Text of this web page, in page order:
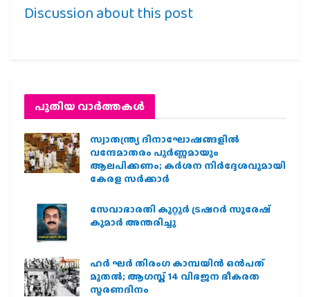
Discussion about this post
പുതിയ വാര്‍ത്തകള്‍
സ്വാതന്ത്ര്യ ദിനാഘോഷങ്ങളിൽ
വന്ദേമാതരം പൂർണ്ണമായും
ആലപിക്കണം; കർശന നിർദ്ദേശവുമായി
കേരള സർക്കാർ
സേവാഭാരതി കുറ്റൂർ ട്രഷറർ സുരേഷ്
കുമാർ അന്തരിച്ചു
ഹര്‍ ഘര്‍ തിരംഗ കാമ്പയിന്‍ ഒന്‍പത്
മുതല്‍; ആഗസ്ത് 14 വിഭജന ഭീകരത
സ്മരണദിനം